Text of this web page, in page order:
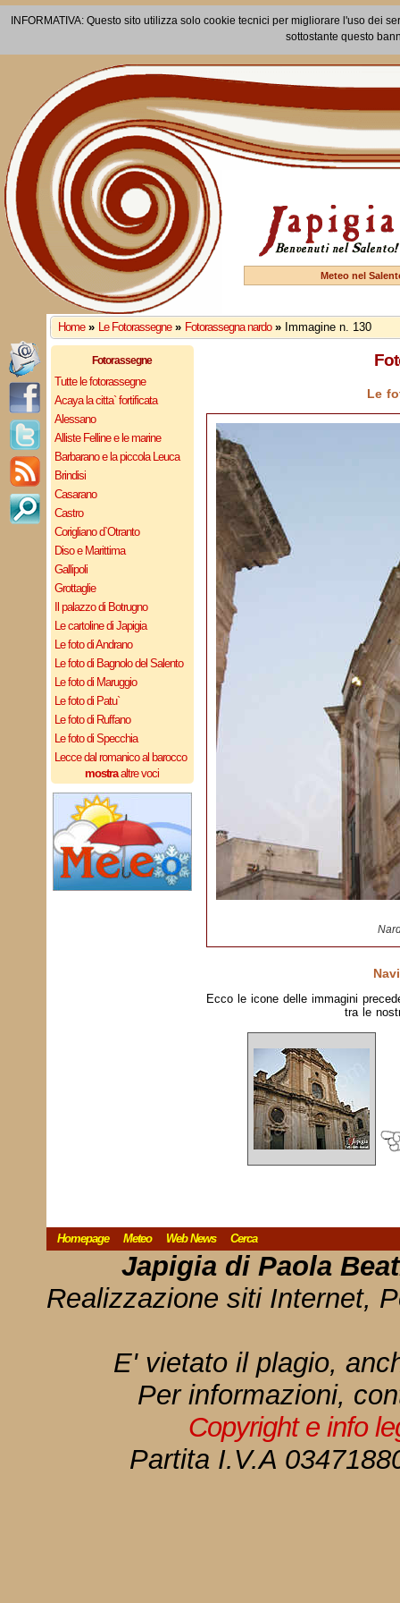
INFORMATIVA: Questo sito utilizza solo cookie tecnici per migliorare l'uso dei
sottostante questo
Meteo nel
Home » Le Fotorassegne » Fotorassegna nardo » Immagine n. 130
Fotorassegne
Tutte le fotorassegne
Acaya la citta` fortificata
Alessano
Alliste Felline e le marine
Barbarano e la piccola Leuca
Brindisi
Casarano
Castro
Corigliano d`Otranto
Diso e Marittima
Gallipoli
Grottaglie
Il palazzo di Botrugno
Le cartoline di Japigia
Le foto di Andrano
Le foto di Bagnolo del Salento
Le foto di Maruggio
Le foto di Patu`
Le foto di Ruffano
Le foto di Specchia
Lecce dal romanico al barocco
mostraaltre voci
Le
Ecco le icone delle immagini
tra le
Homepage Meteo Web News Cerca
Japigia di Paola
Realizzazione siti Internet,
E' vietato il plagio,
Per informazioni,
Copyright e info
Partita I.V.A